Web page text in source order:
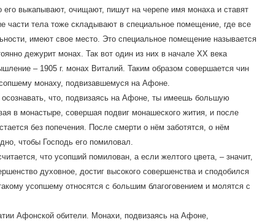
его выкапывают, очищают, пишут на черепе имя монаха и ставят
части тела тоже складывают в специальное помещение, где все
имеют свое место. Это специальное помещение называется
дежурит монах. Так вот один из них в начале XX века
– 1905 г. монах Виталий. Таким образом совершается чин
монаху, подвизавшемуся на Афоне.
осознавать, что, подвизаясь на Афоне, ты имеешь большую
в монастыре, совершая подвиг монашеского жития, и после
без попечения. После смерти о нём заботятся, о нём
чтобы Господь его помиловал.
что усопший помилован, а если желтого цвета, – значит,
духовное, достиг высокого совершенства и сподобился
усопшему относятся с большим благоговением и молятся с
Афонской обители. Монахи, подвизаясь на Афоне,